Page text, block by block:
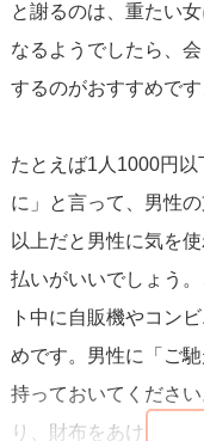
と謝るのは、重たい
なるようでしたら、
するのがおすすめです
たとえば1人1000円
に」と言って、男性
以上だと男性に気を
払いがいいでしょう
ト中に自販機やコン
めです。男性に「ご
持っておいてくださ
り、財布をあけずに